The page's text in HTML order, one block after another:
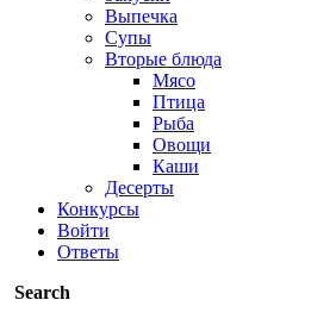
Выпечка
Супы
Вторые блюда
Мясо
Птица
Рыба
Овощи
Каши
Десерты
Конкурсы
Войти
Ответы
Search